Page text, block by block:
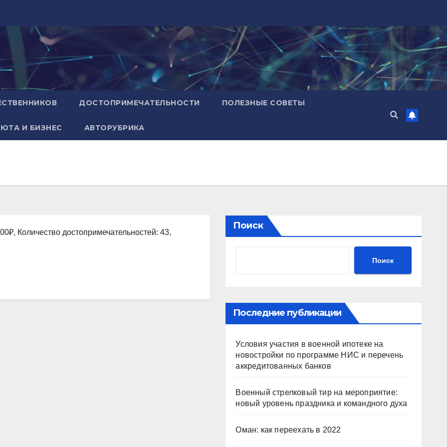
ДОСТОПРИМЕЧАТЕЛЬНОСТИ ПОЛЕЗНЫЕ СОВЕТЫ
И БИЗНЕС АВТОРУБРИКА
Количество достопримечательностей: 43,
Поиск
Поиск
Последние публикации
Условия участия в военной ипотеке на
новостройки по программе НИС и перечень
аккредитованных банков
Военный стрелковый тир на мероприятие:
новый уровень праздника и командного духа
Оман: как переехать в 2022